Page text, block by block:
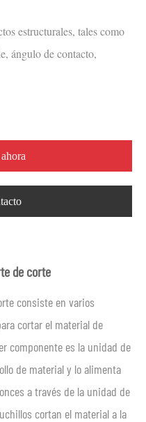
estructurales, tales como
ángulo de contacto,
de corte
consiste en varios
cortar el material de
componente es la unidad de
de material y lo alimenta
a través de la unidad de
cortan el material a la